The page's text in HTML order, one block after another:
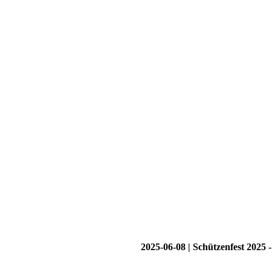
2025-06-08 | Schützenfest 2025